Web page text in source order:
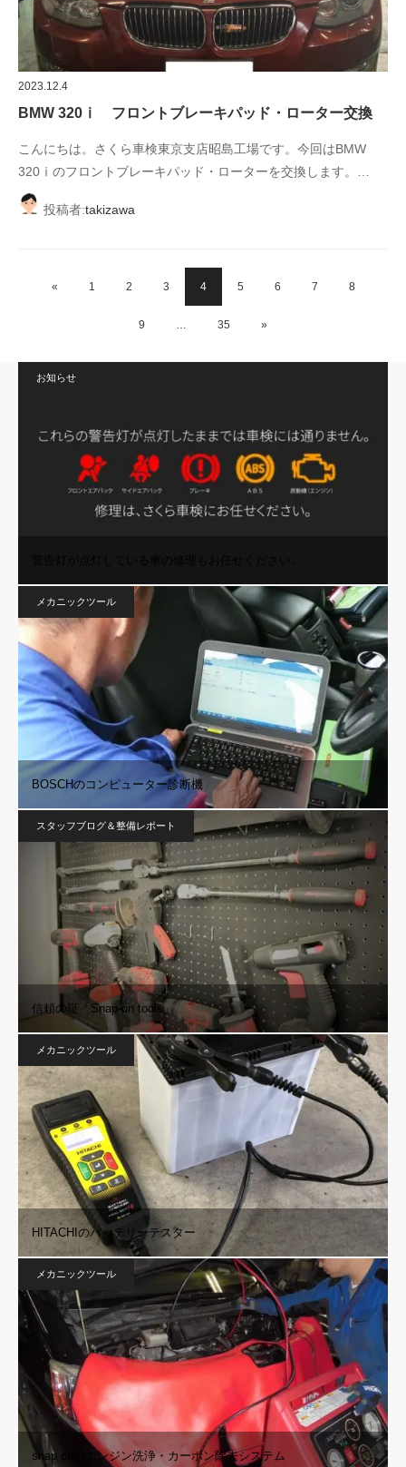
2023.12.4
BMW 320ⅰ フロントブレーキパッド・ローター交換
こんにちは。さくら車検東京支店昭島工場です。今回はBMW
320ⅰのフロントブレーキパッド・ローターを交換します。…
投稿者:takizawa
« 1 2 3 4 5 6 7 8
9 … 35 »
お知らせ
メカニックツール
BOSCHのコンピューター診断機
スタッフブログ＆整備レポート
信頼の証「Snap-on tools」
メカニックツール
HITACHIのバッテリーテスター
メカニックツール
snap onのエンジン洗浄・カーボン除去システム